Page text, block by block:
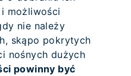
możliwości
nie należy
skąpo pokrytych
nośnych dużych
powinny być